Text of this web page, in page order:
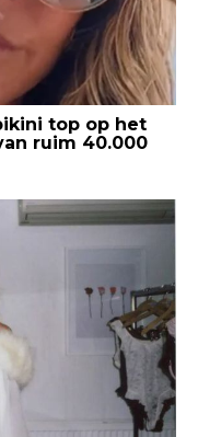
top op het
ruim 40.000